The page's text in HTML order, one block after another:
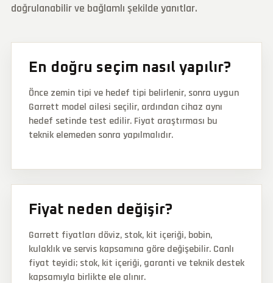
doğrulanabilir ve bağlamlı şekilde yanıtlar.
En doğru seçim nasıl yapılır?
Önce zemin tipi ve hedef tipi belirlenir, sonra uygun
Garrett model ailesi seçilir, ardından cihaz aynı
hedef setinde test edilir. Fiyat araştırması bu
teknik elemeden sonra yapılmalıdır.
Fiyat neden değişir?
Garrett fiyatları döviz, stok, kit içeriği, bobin,
kulaklık ve servis kapsamına göre değişebilir. Canlı
fiyat teyidi; stok, kit içeriği, garanti ve teknik destek
kapsamıyla birlikte ele alınır.